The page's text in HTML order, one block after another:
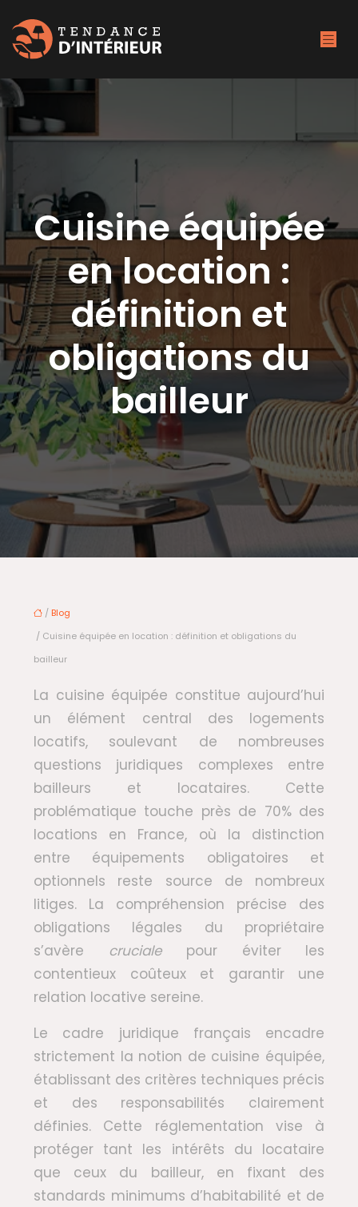
Cuisine équipée
en location :
définition et
obligations du
bailleur
/ Blog
/ Cuisine équipée en location : définition et obligations du
bailleur
La cuisine équipée constitue aujourd’hui
un élément central des logements
locatifs, soulevant de nombreuses
questions juridiques complexes entre
bailleurs et locataires. Cette
problématique touche près de 70% des
locations en France, où la distinction
entre équipements obligatoires et
optionnels reste source de nombreux
litiges. La compréhension précise des
obligations légales du propriétaire
s’avère
cruciale pour éviter les
contentieux coûteux et garantir une
relation locative sereine.
Le cadre juridique français encadre
strictement la notion de cuisine équipée,
établissant des critères techniques précis
et des responsabilités clairement
définies. Cette réglementation vise à
protéger tant les intérêts du locataire
que ceux du bailleur, en fixant des
standards minimums d’habitabilité et de